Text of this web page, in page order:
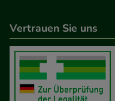
Vertrauen Sie uns